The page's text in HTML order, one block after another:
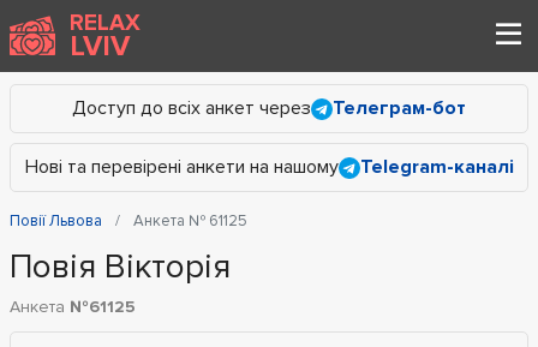
RELAX
LVIV
Доступ до всіх анкет через Телеграм-бот
Нові та перевірені анкети на нашому Telegram-каналі
Повії Львова Анкета № 61125
Повія Вікторія
Анкета №61125